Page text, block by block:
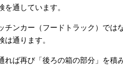
を通しています。
チンカー（フードトラック）では
は通ります。
れば再び「後ろの箱の部分」を